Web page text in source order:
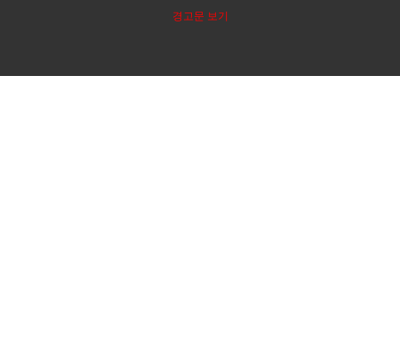
경고문 보기